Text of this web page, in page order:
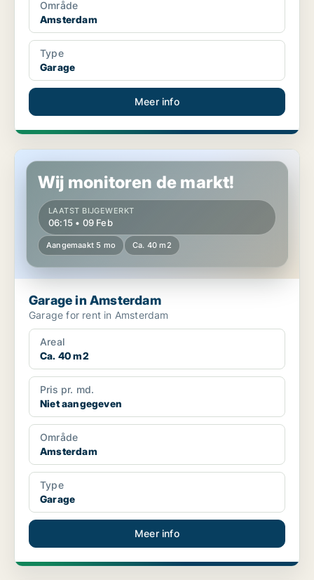
Område
Amsterdam
Type
Garage
Meer info
Garage in Amsterdam
Wij monitoren de markt!
LAATST BIJGEWERKT
06:15 • 09 Feb
Aangemaakt 5 mo Ca. 40 m2
Garage in Amsterdam
Garage for rent in Amsterdam
Areal
Ca. 40 m2
Pris pr. md.
Niet aangegeven
Område
Amsterdam
Type
Garage
Meer info